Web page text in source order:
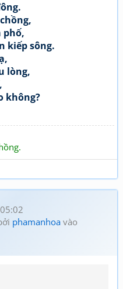
phố,
kiếp sông.
lòng,
không?
phamanhoa vào